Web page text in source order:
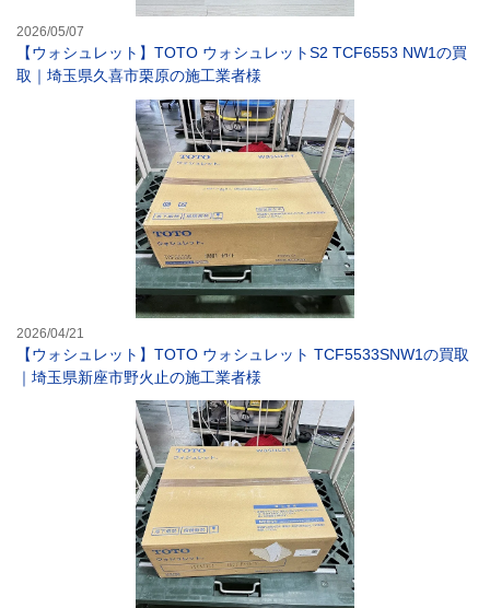
2026/05/07
【ウォシュレット】TOTO ウォシュレットS2 TCF6553 NW1の買
取｜埼玉県久喜市栗原の施工業者様
2026/04/21
【ウォシュレット】TOTO ウォシュレット TCF5533SNW1の買取
｜埼玉県新座市野火止の施工業者様